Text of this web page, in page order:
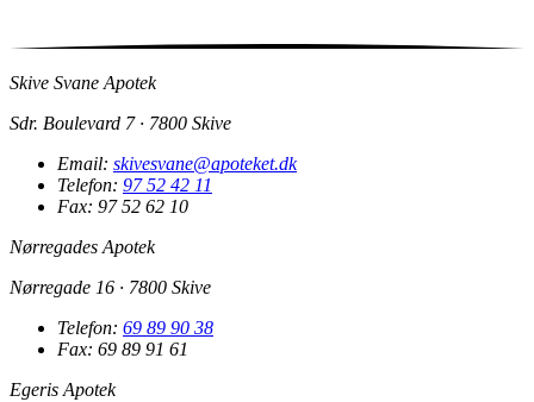
Skive Svane Apotek
Sdr. Boulevard 7 · 7800 Skive
Email: skivesvane@apoteket.dk
Telefon: 97 52 42 11
Fax: 97 52 62 10
Nørregades Apotek
Nørregade 16 · 7800 Skive
Telefon: 69 89 90 38
Fax: 69 89 91 61
Egeris Apotek